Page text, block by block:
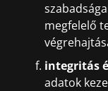
megfelelő
integritás
adatok